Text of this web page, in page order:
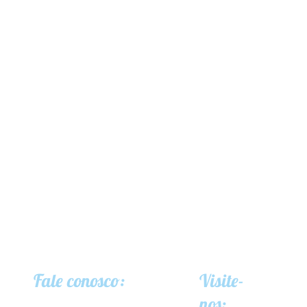
Fale conosco:
Visite-